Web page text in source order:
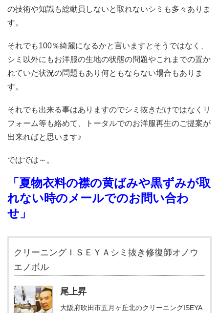
の技術や知識も総動員しないと取れないシミも多々ありま
す。
それでも100％綺麗になるかと言いますとそうではなく、
シミ以外にもお洋服の生地の状態の問題やこれまでの置か
れていた状況の問題もあり何ともならない場合もありま
す。
それでも出来る事はありますのでシミ抜きだけではなくリ
フォーム等も絡めて、トータルでのお洋服再生のご提案が
出来ればと思います♪
ではでは～。
「夏物衣料の襟の黄ばみや黒ずみが取
れない時のメールでのお問い合わ
せ」
クリーニングＩＳＥＹＡシミ抜き修復師オノウ
エノボル
尾上昇
大阪府吹田市五月ヶ丘北のクリーニングISEYA